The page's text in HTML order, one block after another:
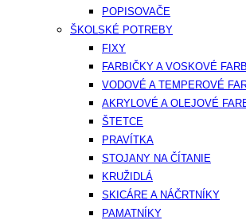
POPISOVAČE
ŠKOLSKÉ POTREBY
FIXY
FARBIČKY A VOSKOVÉ
VODOVÉ A TEMPEROVÉ
AKRYLOVÉ A OLEJOVÉ
ŠTETCE
PRAVÍTKA
STOJANY NA ČÍTANIE
KRUŽIDLÁ
SKICÁRE A NÁČRTNÍKY
PAMATNÍKY